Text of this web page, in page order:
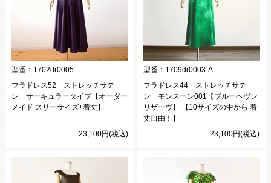
型番： 1702dr0005
フラドレス52 ストレッチサテ
ン サーキュラータイプ【オーダー
メイド スリーサイズ+着丈】
23,100円(税込)
型番： 1709dr0003-A
フラドレス44 ストレッチサテ
ン モンスーン001【ブルーヘヴン
リザーヴ】 【10サイズの中から 着
丈自由！】
23,100円(税込)